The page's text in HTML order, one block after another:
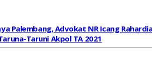
Palembang, Advokat NR Icang
Taruni Akpol TA 2021